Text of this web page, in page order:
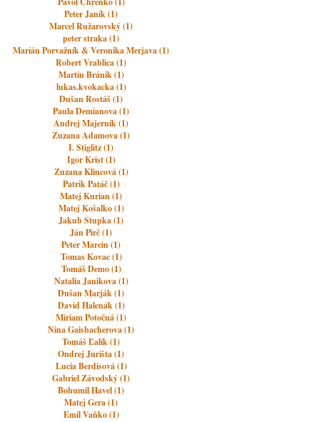
Peter Janík (1)
Marcel Ružarovský (1)
peter straka (1)
Marián Porvažník & Veronika Merjava (1)
Robert Vrablica (1)
Martin Bránik (1)
lukas.kvokacka (1)
Dušan Rostáš (1)
Paula Demianova (1)
Andrej Majerník (1)
Zuzana Adamova (1)
I. Stiglitz (1)
Igor Krist (1)
Zuzana Klincová (1)
Patrik Patáč (1)
Matej Kurian (1)
Matej Košalko (1)
Jakub Stupka (1)
Ján Pirč (1)
Peter Marcin (1)
Tomas Kovac (1)
Tomáš Demo (1)
Natalia Janikova (1)
Dušan Marják (1)
David Halenák (1)
Miriam Potočná (1)
Nina Gaisbacherova (1)
Tomáš Ľalík (1)
Ondrej Jurišta (1)
Lucia Berdisová (1)
Gabriel Závodský (1)
Bohumil Havel (1)
Matej Gera (1)
Emil Vaňko (1)